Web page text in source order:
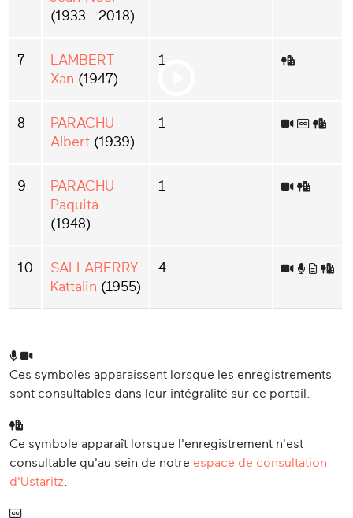
(1933 - 2018)
7
LAMBERT
Xan (1947)
1
8
PARACHU
Albert (1939)
1
9
PARACHU
Paquita
(1948)
1
10
SALLABERRY
Kattalin (1955)
4
Ces symboles apparaissent lorsque les enregistrements
sont consultables dans leur intégralité sur ce portail.
Ce symbole apparaît lorsque l'enregistrement n'est
consultable qu'au sein de notre espace de consultation
d'Ustaritz